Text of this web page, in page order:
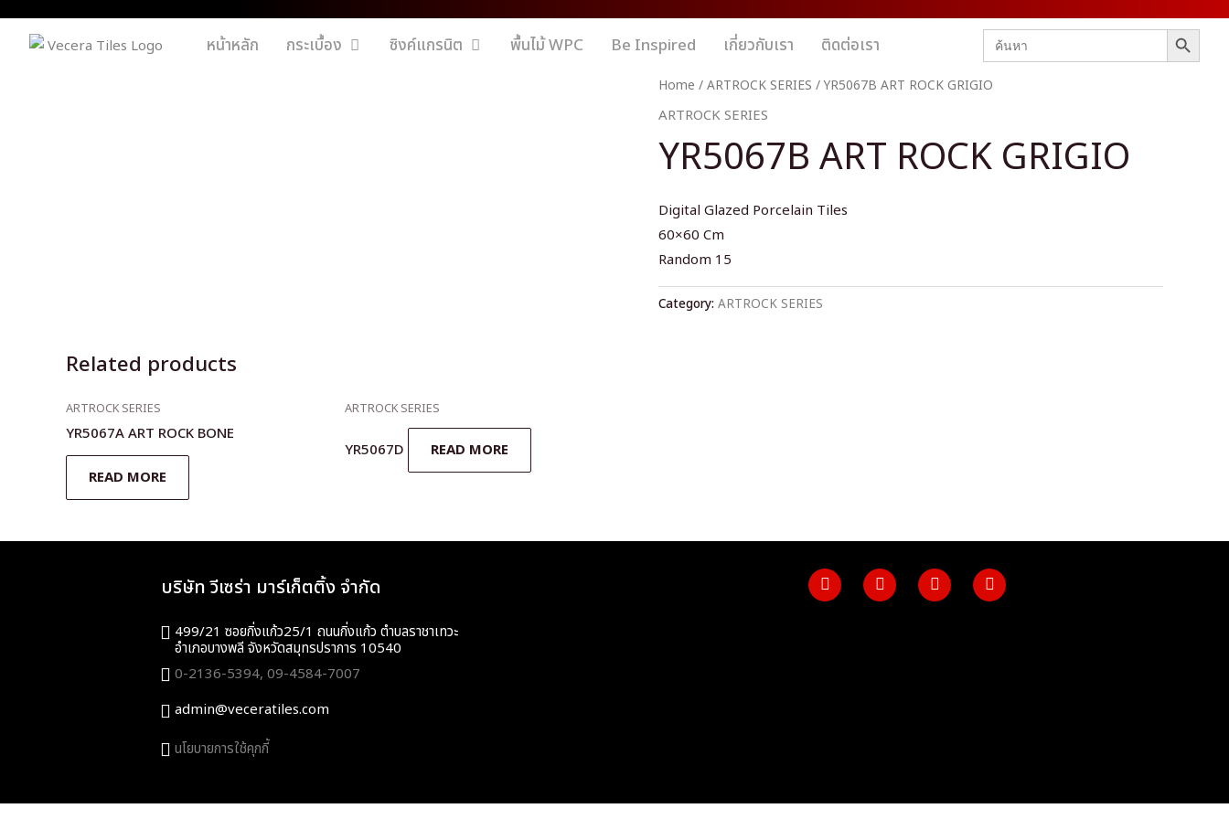
หน้าหลัก กระเบื้อง ซิงค์แกรนิต พื้นไม้ WPC Be Inspired เกี่ยวกับเรา ติดต่อเรา Search
for:
SEARCH BUTTON
Home /ARTROCK SERIES / YR5067B ART ROCK GRIGIO
ARTROCK SERIES
YR5067B ART ROCK GRIGIO
Digital Glazed Porcelain Tiles
60×60 Cm
Random 15
Category: ARTROCK SERIES
Related products
ARTROCK SERIES
YR5067A ART ROCK BONE
READ MORE
ARTROCK SERIES
YR5067D READ MORE
บริษัท วีเซร่า มาร์เก็ตติ้ง จำกัด
499/21 ซอยกิ่งแก้ว25/1 ถนนกิ่งแก้ว ตำบลราชาเทวะ
อำเภอบางพลี จังหวัดสมุทรปราการ 10540
0-2136-5394, 09-4584-7007
admin@veceratiles.com
นโยบายการใช้คุกกี้